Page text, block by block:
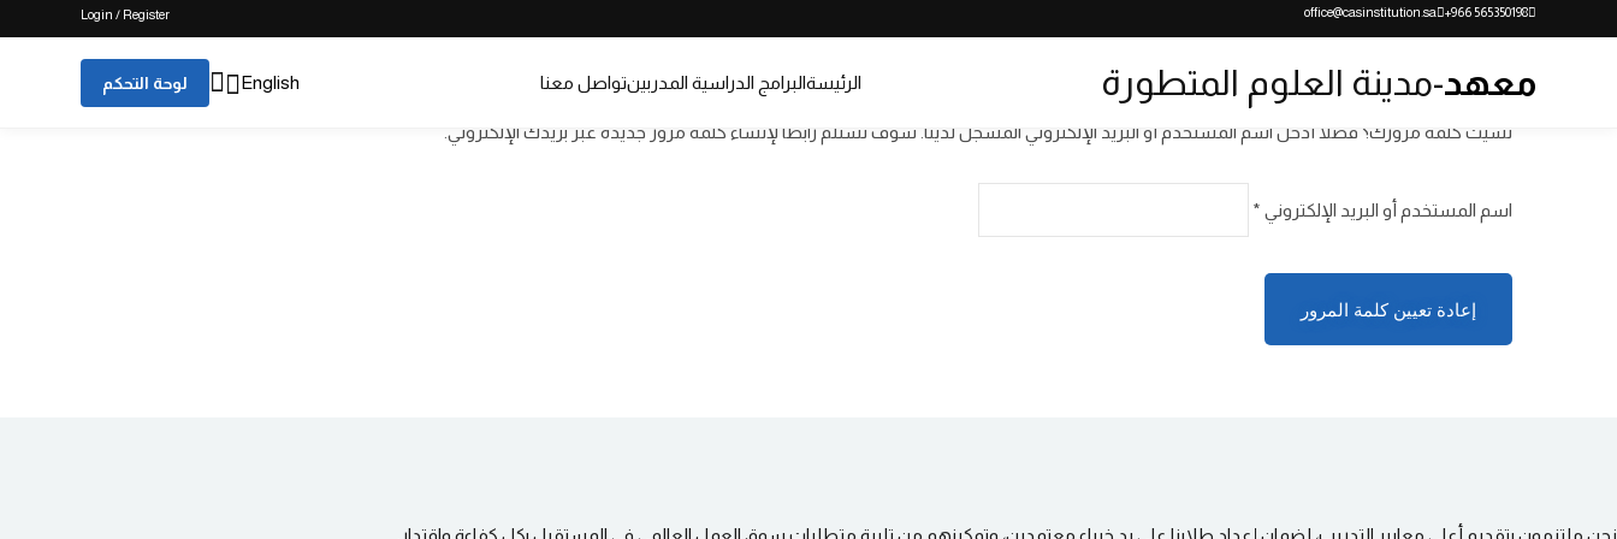
565350198 966+
office@casinstitution.sa
Login / Register
معهد-مدينة العلوم المتطورة الرئيسةالبرامج الدراسية المدربينتواصل معنا English لوحة التحكم
نسيت كلمة مرورك؟ فضلًا أدخل اسم المستخدم أو البريد الإلكتروني المسجل لدينا. سوف تستلم رابطاً لإنشاء كلمة مرور جديدة عبر بريدك الإلكتروني.
اسم المستخدم أو البريد الإلكتروني *
إعادة تعيين كلمة المرور
نحن ملتزمون بتقديم أعلى معايير التدريب، لضمان إعداد طلابنا على يد خبراء معتمدين، وتمكينهم من تلبية متطلبات سوق العمل العالمي في المستقبل بكل كفاءة واقتدار.